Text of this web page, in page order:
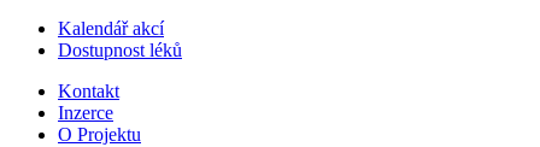
Kalendář akcí
Dostupnost léků
Kontakt
Inzerce
O Projektu